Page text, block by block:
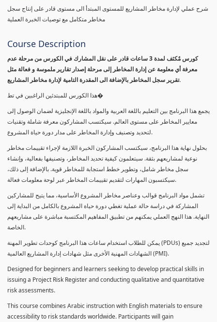
شرح عملي لإدارة مخاطر المشاريع للمستوى المبتدأ الى مستوى قادر على إنتاج سجل
مخاطر متكامل مع توصيات الخبرة العملية
Course Description
كورس مٌكثف لمدة 3 ساعات قادر على نقل المشارك في الكورس من مرحلة عدم
معرفة أي معلومة عن إدارة المخاطر إلى مرحلة إصدار تقارير ملموسة و فعالة مثل
تقرير سجل المخاطر بالإضافة الى المقدرة التامية لإدارة مخاطر المشاريع.
هذا الكورس للمبتدئين الراغبين في تط�
يجمع هذا البرنامج بين التعليم باللغة العربية والمواد باللغة الإنجليزية لضمان الوصول إلى
معايير المخاطر على مستوى العالم. سيكتسب المشاركون معرفة شاملة وتقنيات
لتحديد وتصنيف وإدارة المخاطر على مدار دورة حياة المشروع.
بحلول نهاية هذا البرنامج، سيكتسب المشاركون الخبرة اللازمة لإجراء تقييمات مخاطر
نوعية لمشاريعهم بثقة. سيتعلمون كيفية تحديد المخاطر، وتصنيفها بفعالية، وإنشاء
سجل مخاطر شامل، وتطوير خطط استجابة للمخاطر قوية. بالإضافة إلى ذلك،
سيكتسبون المهارات لتقديم تقييمات المخاطر عبر لوحة معلومات فعالة.
تشمل مواد البرنامج قوالب وعناصر مخاطر المشروع الأساسية، مما يتيح للمشاركين
المشاركة في دراسة حالة عملية تغطي دورة حياة المشروع بالكامل من البداية إلى
النهاية. هذا النهج العملي يمكنهم من تطبيق المفاهيم المكتسبة مباشرة على مشاريعهم
الخاصة.
يمكن للطلاب استخدام ساعات هذا البرنامج كوحدات تطوير المهنة (PDUs) لتجديد جميع
الشهادات المهنية الأخرى مثل شهادات إدارة المشاريع العالمية (PMI).
Designed for beginners and learners seeking to develop practical skills in
issuing a Project Risk Register and conducting qualitative and quantitative
risk assessments.
This course combines Arabic instruction with English materials to ensure
accessibility to risk standards worldwide. Participants will gain